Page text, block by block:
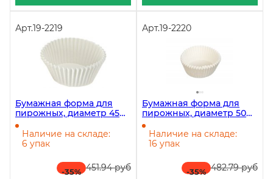
Арт.19-2219
Бумажная форма для
пирожных, диаметр 45
мм, высота 27,5 мм,
круглая, белая, 1000 штук
Наличие на складе:
6 упак
-35% 451.94 руб
Арт.19-2220
Бумажная форма для
пирожных, диаметр 50
мм, высота 25 мм,
круглая, белая, 1000 штук
Наличие на складе:
16 упак
-35% 482.79 руб